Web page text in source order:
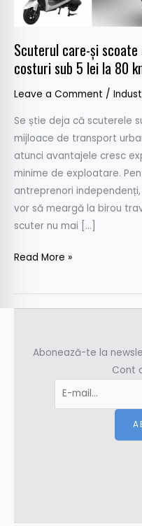
Scuterul care-și
costuri sub 5 lei la 80
Leave a Comment /
Se știe deja că scuterele
mijloace de transport
atunci avantajele cresc
minime de exploatare.
antreprenori
vor să meargă la birou
scuter nu mai […]
fără
permis,
cu
costuri
sub
5
80
Read More »
Abonează-te la
Cont